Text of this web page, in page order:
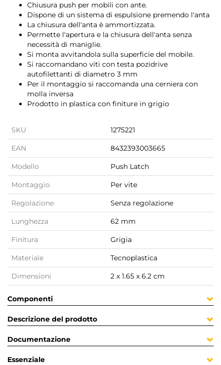
Chiusura push per mobili con ante.
Dispone di un sistema di espulsione premendo l'anta
La chiusura dell'anta è ammortizzata.
Permette l'apertura e la chiusura dell'anta senza
necessità di maniglie.
Si monta avvitandola sulla superficie del mobile.
Si raccomandano viti con testa pozidrive
autofilettanti di diametro 3 mm
Per il montaggio si raccomanda una cerniera con
molla inversa
Prodotto in plastica con finiture in grigio
SKU 1275221
EAN 8432393003665
Modello Push Latch
Montaggio Per vite
Regolazione Senza regolazione
Lunghezza 62 mm
Finitura Grigia
Materiale Tecnoplastica
Dimensioni 2 x 1.65 x 6.2 cm
Componenti
Descrizione del prodotto
Documentazione
Essenziale